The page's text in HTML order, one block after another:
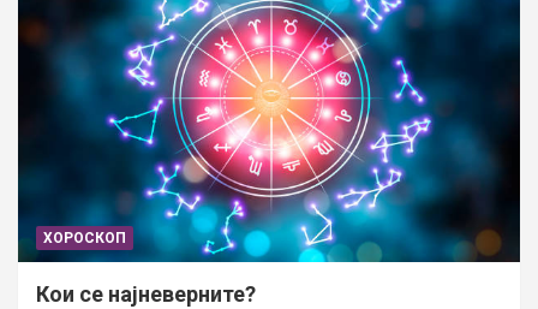
ХОРОСКОП
Кои се најневерните?